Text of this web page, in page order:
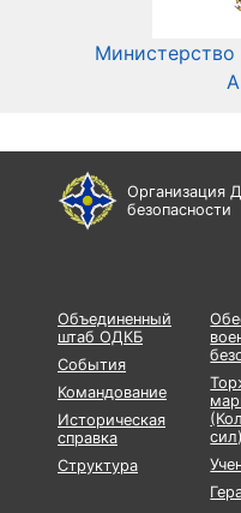
Организация
безопасности
Объединенный
штаб ОДКБ
События
Командование
Историческая
справка
Структура